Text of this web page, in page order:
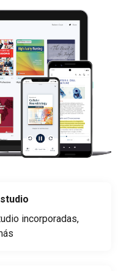
incorporadas,